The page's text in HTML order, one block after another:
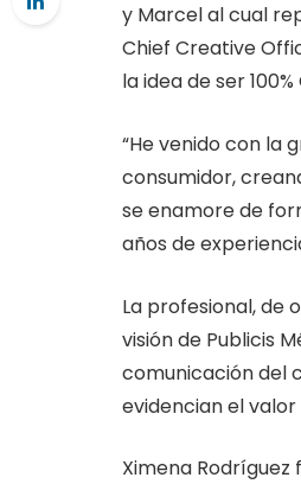
y Marcel al cual
Chief Creative
la idea de ser
“He venido con la
consumidor,
se enamore de
años de
La profesional, de
visión de Publicis
comunicación del
evidencian el
Ximena